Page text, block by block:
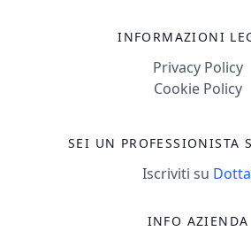
INFORMAZIONI
Privacy Policy
Cookie Policy
SEI UN PROFESSIONISTA
Iscriviti su
INFO AZIENDA